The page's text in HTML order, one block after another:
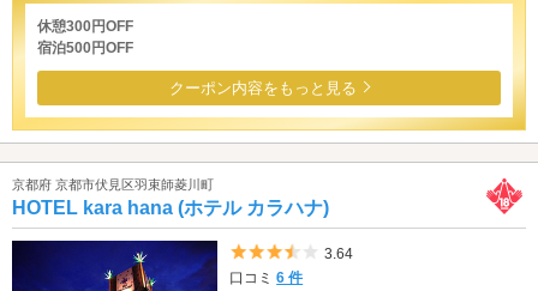
休憩300円OFF
宿泊500円OFF
クーポン内容をもっと見る
京都府 京都市伏見区羽束師菱川町
HOTEL kara hana (ホテル カラハナ)
5つ星のうち3.5
3.64
口コミ6 件